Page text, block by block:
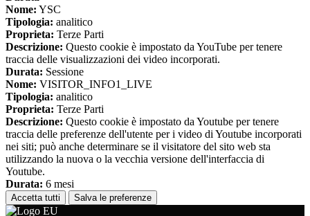
Nome: YSC
Tipologia: analitico
Proprieta: Terze Parti
Descrizione: Questo cookie è impostato da YouTube per tenere
traccia delle visualizzazioni dei video incorporati.
Durata: Sessione
Nome: VISITOR_INFO1_LIVE
Tipologia: analitico
Proprieta: Terze Parti
Descrizione: Questo cookie è impostato da Youtube per tenere
traccia delle preferenze dell'utente per i video di Youtube incorporati
nei siti; può anche determinare se il visitatore del sito web sta
utilizzando la nuova o la vecchia versione dell'interfaccia di
Youtube.
Durata: 6 mesi
Accetta tutti Salva le preferenze